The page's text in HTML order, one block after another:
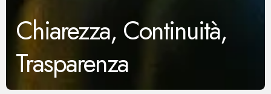
Chiarezza, Continuità,
Trasparenza